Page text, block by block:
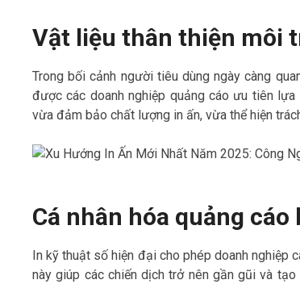
Vật liệu thân thiện môi
Trong bối cảnh người tiêu dùng ngày càng
được các doanh nghiệp quảng cáo ưu tiên
vừa đảm bảo chất lượng in ấn, vừa thể hiện
Cá nhân hóa quảng
In kỹ thuật số hiện đại cho phép doanh nghiệp
này giúp các chiến dịch trở nên gần gũi và